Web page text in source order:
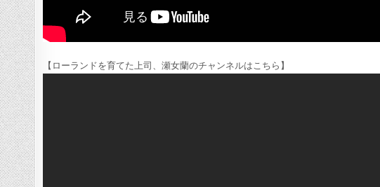
【ローランドを育てた上司、瀬女蘭のチャンネルはこちら】